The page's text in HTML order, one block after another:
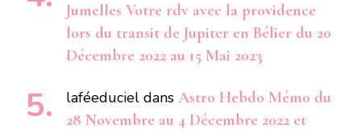
Jumelles Votre rdv avec la providence
lors du transit de Jupiter en Bélier du 20
Décembre 2022 au 15 Mai 2023
laféeduciel dans Astro Hebdo Mémo du
28 Novembre au 4 Décembre 2022 et